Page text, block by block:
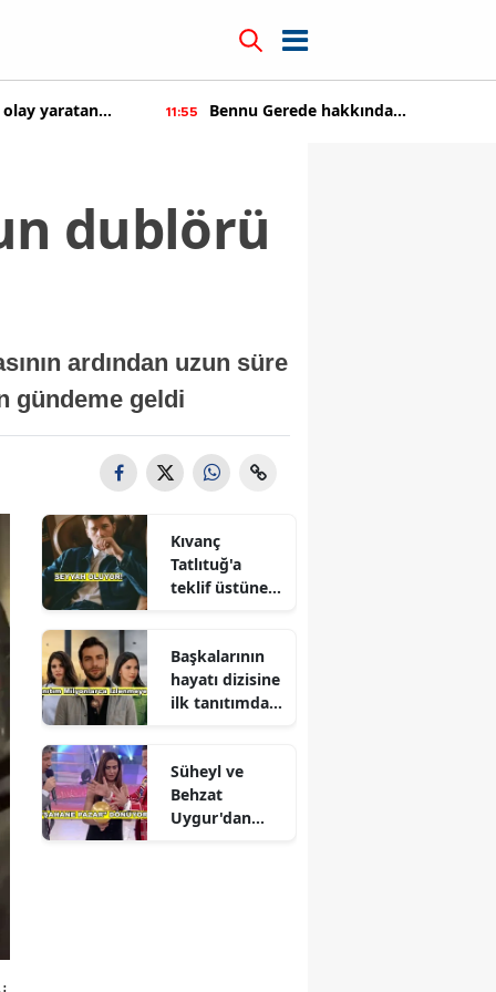
yaratan 11:55
Bennu Gerede hakkında
dublörü
ardından uzun süre
gündeme geldi
Kıvanç
Tatlıtuğ'a
teklif üstüne
Başkalarının
hayatı dizisine
ilk tanıtımdan
Süheyl ve
Behzat
Uygur'dan